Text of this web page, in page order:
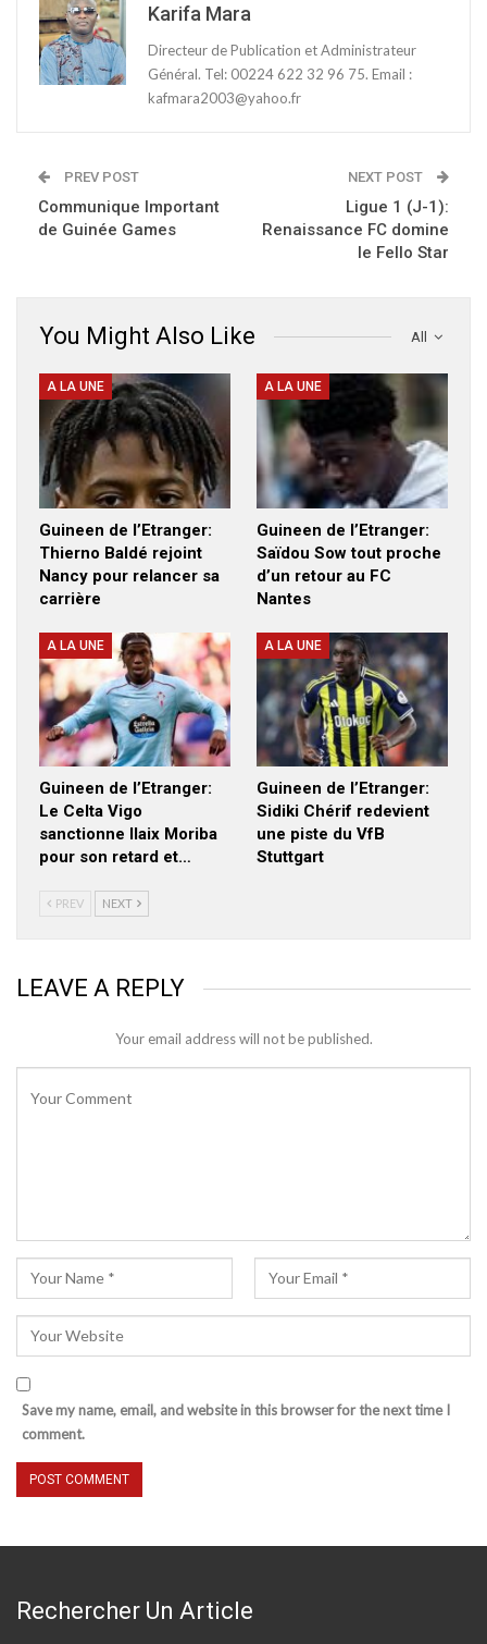
Karifa Mara
Directeur de Publication et Administrateur
Général. Tel: 00224 622 32 96 75. Email :
kafmara2003@yahoo.fr
PREV POST
Communique Important
de Guinée Games
NEXT POST
Ligue 1 (J-1):
Renaissance FC domine
le Fello Star
All
You Might Also Like
A LA UNE
Guineen de l’Etranger:
Thierno Baldé rejoint
Nancy pour relancer sa
carrière
A LA UNE
Guineen de l’Etranger:
Saïdou Sow tout proche
d’un retour au FC
Nantes
A LA UNE
Guineen de l’Etranger:
Le Celta Vigo
sanctionne Ilaix Moriba
pour son retard et…
A LA UNE
Guineen de l’Etranger:
Sidiki Chérif redevient
une piste du VfB
Stuttgart
PREV NEXT
LEAVE A REPLY
Your email address will not be published.
Save my name, email, and website in this browser for the next time I
comment.
Rechercher Un Article